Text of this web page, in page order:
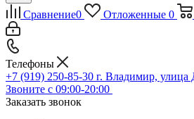
Сравнение0 Отложенные 0
Телефоны
+7 (919) 250-85-30 г. Владимир, улица
Звоните с 09:00-20:00
Заказать звонок